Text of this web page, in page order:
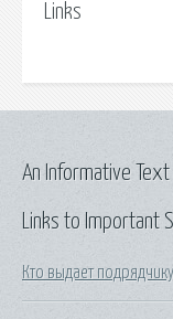
Links
Links to Important
Кто выдает
An Informative Text